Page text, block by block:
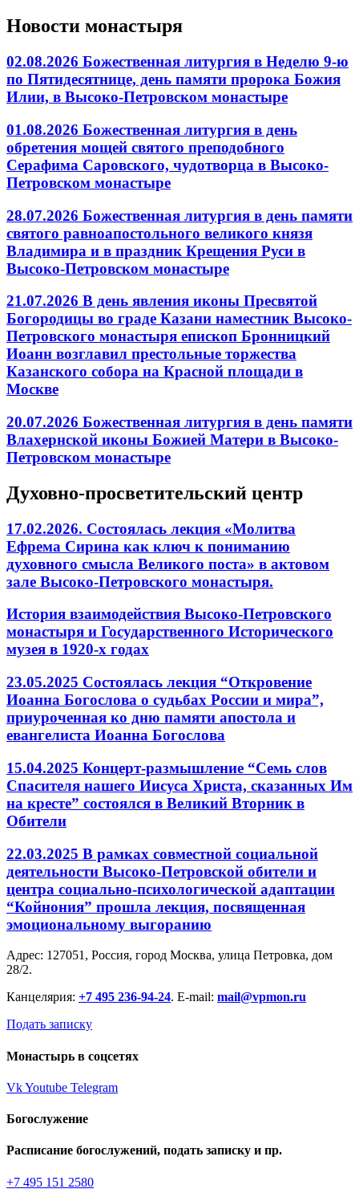
Новости монастыря
02.08.2026 Божественная литургия в Неделю 9-ю
по Пятидесятнице, день памяти пророка Божия
Илии, в Высоко-Петровском монастыре
01.08.2026 Божественная литургия в день
обретения мощей святого преподобного
Серафима Саровского, чудотворца в Высоко-
Петровском монастыре
28.07.2026 Божественная литургия в день памяти
святого равноапостольного великого князя
Владимира и в праздник Крещения Руси в
Высоко-Петровском монастыре
21.07.2026 В день явления иконы Пресвятой
Богородицы во граде Казани наместник Высоко-
Петровского монастыря епископ Бронницкий
Иоанн возглавил престольные торжества
Казанского собора на Красной площади в
Москве
20.07.2026 Божественная литургия в день памяти
Влахернской иконы Божией Матери в Высоко-
Петровском монастыре
Духовно-просветительский центр
17.02.2026. Состоялась лекция «Молитва
Ефрема Сирина как ключ к пониманию
духовного смысла Великого поста» в актовом
зале Высоко-Петровского монастыря.
История взаимодействия Высоко-Петровского
монастыря и Государственного Исторического
музея в 1920-х годах
23.05.2025 Состоялась лекция “Откровение
Иоанна Богослова о судьбах России и мира”,
приуроченная ко дню памяти апостола и
евангелиста Иоанна Богослова
15.04.2025 Концерт-размышление “Семь слов
Спасителя нашего Иисуса Христа, сказанных Им
на кресте” состоялся в Великий Вторник в
Обители
22.03.2025 В рамках совместной социальной
деятельности Высоко-Петровской обители и
центра социально-психологической адаптации
“Койнония” прошла лекция, посвященная
эмоциональному выгоранию
Адрес: 127051, Россия, город Москва, улица Петровка, дом
28/2.
Канцелярия: +7 495 236-94-24. E-mail: mail@vpmon.ru
Подать записку
Монастырь в соцсетях
VkYoutube Telegram
Богослужение
Расписание богослужений, подать записку и пр.
+7 495 151 2580